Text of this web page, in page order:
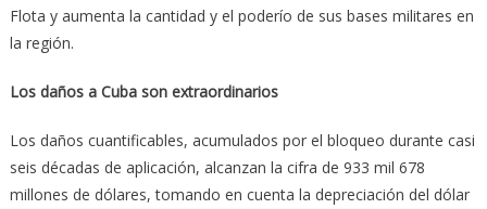
Flota y aumenta la cantidad y el poderío de sus bases militares en
la región.
Los daños a Cuba son extraordinarios
Los daños cuantificables, acumulados por el bloqueo durante casi
seis décadas de aplicación, alcanzan la cifra de 933 mil 678
millones de dólares, tomando en cuenta la depreciación del dólar